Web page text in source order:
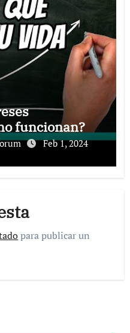
funcionan?
Feb 1, 2024
para publicar un